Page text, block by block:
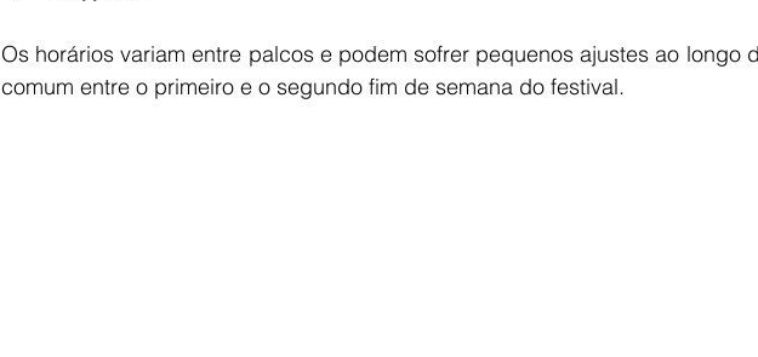
Os horários variam entre palcos e podem sofrer pequenos ajustes ao longo
comum entre o primeiro e o segundo fim de semana do festival.